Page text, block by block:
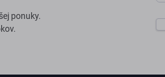
ponuky.